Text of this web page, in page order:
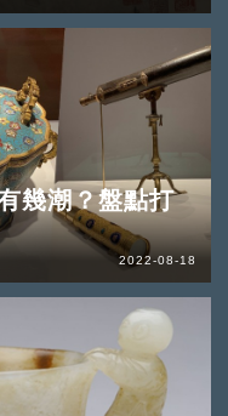
幾潮？盤點打
2022-08-18